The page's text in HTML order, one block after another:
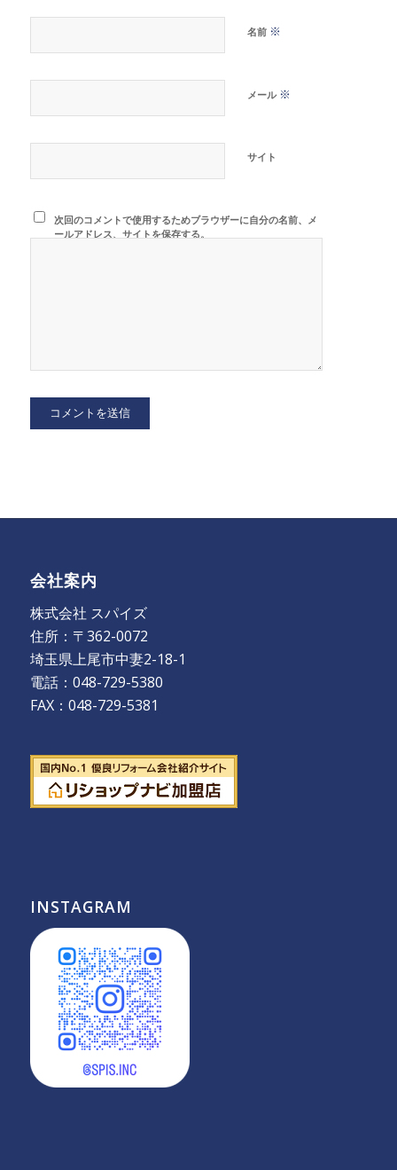
名前 ※
メール ※
サイト
次回のコメントで使用するためブラウザーに自分の名前、メ
ールアドレス、サイトを保存する。
会社案内
株式会社 スパイズ
住所：〒362-0072
埼玉県上尾市中妻2-18-1
電話：048-729-5380
FAX：048-729-5381
INSTAGRAM